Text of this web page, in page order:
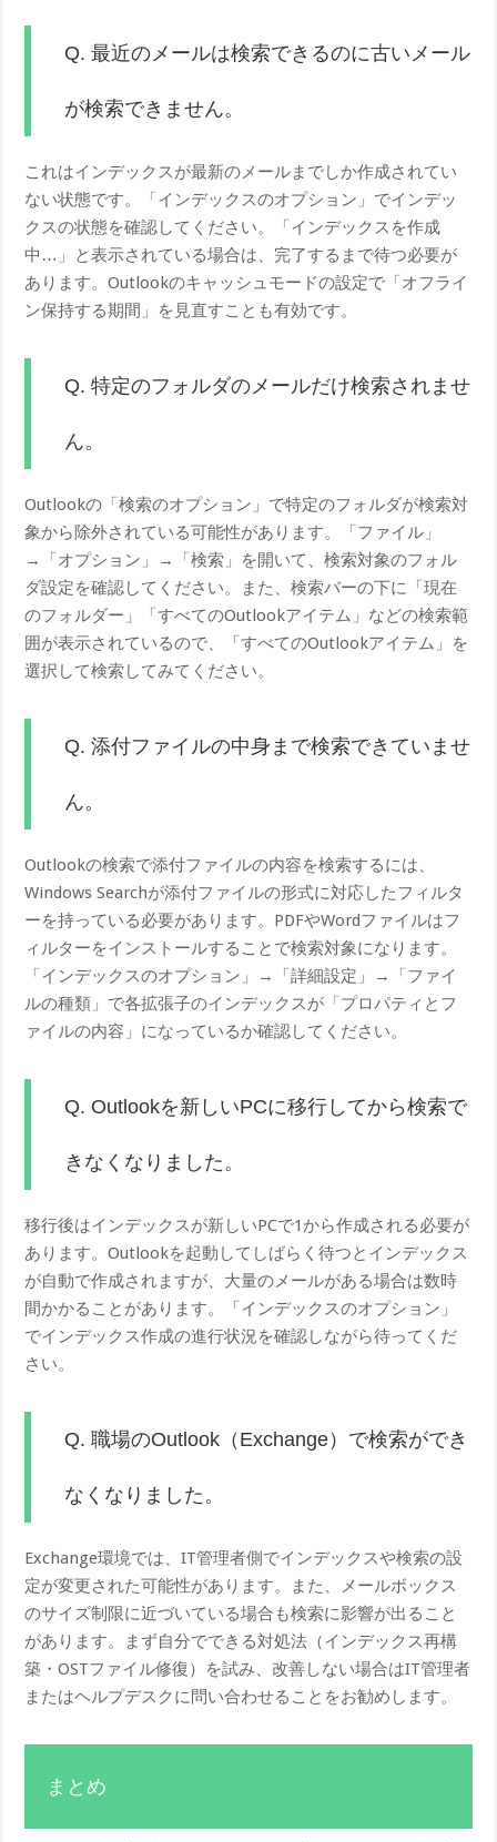
Q. 最近のメールは検索できるのに古いメール
が検索できません。
これはインデックスが最新のメールまでしか作成されてい
ない状態です。「インデックスのオプション」でインデッ
クスの状態を確認してください。「インデックスを作成
中…」と表示されている場合は、完了するまで待つ必要が
あります。Outlookのキャッシュモードの設定で「オフライ
ン保持する期間」を見直すことも有効です。
Q. 特定のフォルダのメールだけ検索されませ
ん。
Outlookの「検索のオプション」で特定のフォルダが検索対
象から除外されている可能性があります。「ファイル」
→「オプション」→「検索」を開いて、検索対象のフォル
ダ設定を確認してください。また、検索バーの下に「現在
のフォルダー」「すべてのOutlookアイテム」などの検索範
囲が表示されているので、「すべてのOutlookアイテム」を
選択して検索してみてください。
Q. 添付ファイルの中身まで検索できていませ
ん。
Outlookの検索で添付ファイルの内容を検索するには、
Windows Searchが添付ファイルの形式に対応したフィルタ
ーを持っている必要があります。PDFやWordファイルはフ
ィルターをインストールすることで検索対象になります。
「インデックスのオプション」→「詳細設定」→「ファイ
ルの種類」で各拡張子のインデックスが「プロパティとフ
ァイルの内容」になっているか確認してください。
Q. Outlookを新しいPCに移行してから検索で
きなくなりました。
移行後はインデックスが新しいPCで1から作成される必要が
あります。Outlookを起動してしばらく待つとインデックス
が自動で作成されますが、大量のメールがある場合は数時
間かかることがあります。「インデックスのオプション」
でインデックス作成の進行状況を確認しながら待ってくだ
さい。
Q. 職場のOutlook（Exchange）で検索ができ
なくなりました。
Exchange環境では、IT管理者側でインデックスや検索の設
定が変更された可能性があります。また、メールボックス
のサイズ制限に近づいている場合も検索に影響が出ること
があります。まず自分でできる対処法（インデックス再構
築・OSTファイル修復）を試み、改善しない場合はIT管理者
またはヘルプデスクに問い合わせることをお勧めします。
まとめ